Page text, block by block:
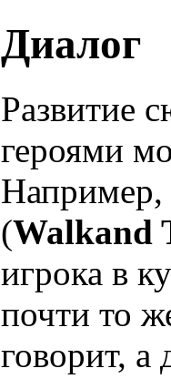
Диалог
Развитие
героями
Например,
(Walkand
игрока в
почти то
говорит, а